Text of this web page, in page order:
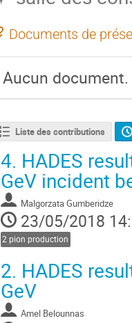
Documents de
Aucun document.
Liste des contributions
4. HADES
GeV incident
Malgorzata Gumberidze
23/05/2018
2 pion production
2. HADES
GeV
Amel Belounnas